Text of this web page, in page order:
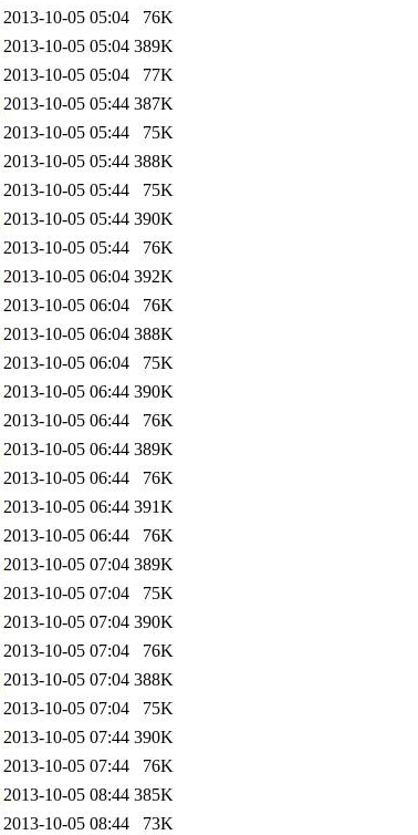
2013-10-05 05:04
76K
2013-10-05 05:04 389K
2013-10-05 05:04
77K
2013-10-05 05:44 387K
2013-10-05 05:44
75K
2013-10-05 05:44 388K
2013-10-05 05:44
75K
2013-10-05 05:44 390K
2013-10-05 05:44
76K
2013-10-05 06:04 392K
2013-10-05 06:04
76K
2013-10-05 06:04 388K
2013-10-05 06:04
75K
2013-10-05 06:44 390K
2013-10-05 06:44
76K
2013-10-05 06:44 389K
2013-10-05 06:44
76K
2013-10-05 06:44 391K
2013-10-05 06:44
76K
2013-10-05 07:04 389K
2013-10-05 07:04
75K
2013-10-05 07:04 390K
2013-10-05 07:04
76K
2013-10-05 07:04 388K
2013-10-05 07:04
75K
2013-10-05 07:44 390K
2013-10-05 07:44
76K
2013-10-05 08:44 385K
2013-10-05 08:44
73K